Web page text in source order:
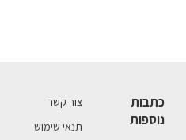
כתבות
נוספות
צור קשר
תנאי שימוש